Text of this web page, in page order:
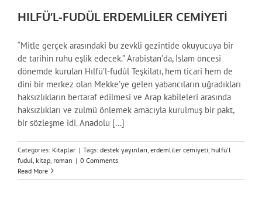
HILFÜ’L-FUDÜL ERDEMLİLER CEMİYETİ
“Mitle gerçek arasındaki bu zevkli gezintide okuyucuya bir
de tarihin ruhu eşlik edecek.” Arabistan’da, İslam öncesi
dönemde kurulan Hılfü’l-fudûl Teşkilatı, hem ticari hem de
dini bir merkez olan Mekke’ye gelen yabancıların uğradıkları
haksızlıkların bertaraf edilmesi ve Arap kabileleri arasında
haksızlıkları ve zulmü önlemek amacıyla kurulmuş bir pakt,
bir sözleşme idi. Anadolu [...]
Categories: Kitaplar | Tags: destek yayınları erdemliler cemiyeti hulfü'l
fudul kitap roman | 0 Comments
Read More